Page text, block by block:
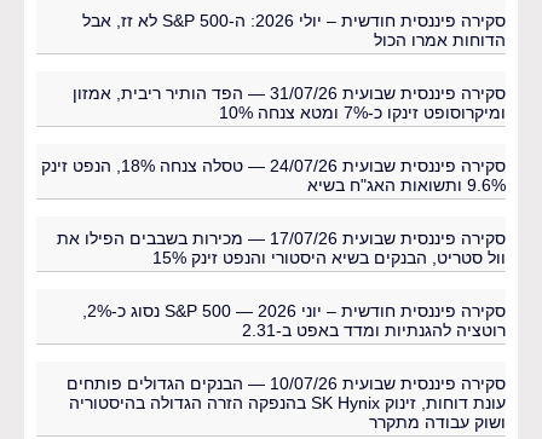
סקירה פיננסית חודשית – יולי 2026: ה-S&P 500 לא זז, אבל
הדוחות אמרו הכול
סקירה פיננסית שבועית 31/07/26 — הפד הותיר ריבית, אמזון
ומיקרוסופט זינקו כ-7% ומטא צנחה 10%
סקירה פיננסית שבועית 24/07/26 — טסלה צנחה 18%, הנפט זינק
9.6% ותשואות האג"ח בשיא
סקירה פיננסית שבועית 17/07/26 — מכירות בשבבים הפילו את
וול סטריט, הבנקים בשיא היסטורי והנפט זינק 15%
רוטציה להגנתיות ומדד באפט ב-2.31
סקירה פיננסית שבועית 10/07/26 — הבנקים הגדולים פותחים
עונת דוחות, זינוק SK Hynix בהנפקה הזרה הגדולה בהיסטוריה
ושוק עבודה מתקרר